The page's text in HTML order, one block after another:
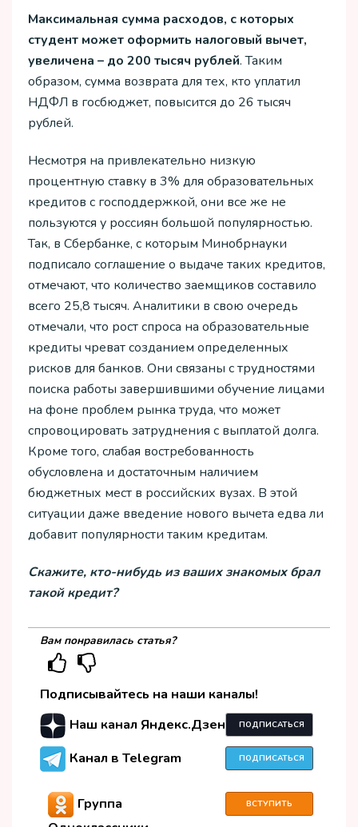
Максимальная сумма расходов, с которых
студент может оформить налоговый вычет,
увеличена – до 200 тысяч рублей. Таким
образом, сумма возврата для тех, кто уплатил
НДФЛ в госбюджет, повысится до 26 тысяч
рублей.
Несмотря на привлекательно низкую
процентную ставку в 3% для образовательных
кредитов с господдержкой, они все же не
пользуются у россиян большой популярностью.
Так, в Сбербанке, с которым Минобрнауки
подписало соглашение о выдаче таких кредитов,
отмечают, что количество заемщиков составило
всего 25,8 тысяч. Аналитики в свою очередь
отмечали, что рост спроса на образовательные
кредиты чреват созданием определенных
рисков для банков. Они связаны с трудностями
поиска работы завершившими обучение лицами
на фоне проблем рынка труда, что может
спровоцировать затруднения с выплатой долга.
Кроме того, слабая востребованность
обусловлена и достаточным наличием
бюджетных мест в российских вузах. В этой
ситуации даже введение нового вычета едва ли
добавит популярности таким кредитам.
Скажите, кто-нибудь из ваших знакомых брал
такой кредит?
Вам понравилась статья?
Подписывайтесь на наши каналы!
Наш канал Яндекс.Дзен
ПОДПИСАТЬСЯ
Канал в Telegram ПОДПИСАТЬСЯ
Группа
ВСТУПИТЬ